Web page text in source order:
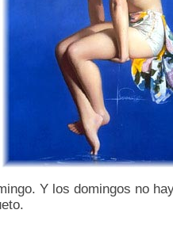
Y los domingos no